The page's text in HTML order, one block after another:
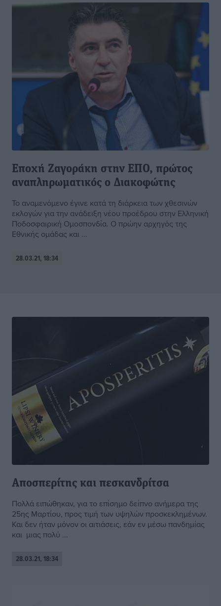
Εποχή Ζαγοράκη στην ΕΠΟ, πρώτος
αναπληρωματικός ο Διακοφώτης
Το αναμενόμενο έγινε κατά τη διάρκεια των χθεσινών
εκλογών για την ανάδειξη νέου προέδρου στην Ελληνική
Ποδοσφαιρική Ομοσπονδία. Ο πρώην αρχηγός της
Εθνικής ομάδας και ...
28.03.21, 18:34
Αποσπερίτης και πεσκανδρίτσα
Πολλά ειπώθηκαν, για το επίσημο δείπνο ανήμερα της
25ης Μαρτίου, προς τιμή των υψηλών προσκεκλημένων.
Και δεν ήταν μόνον οι αιτιάσεις, εάν εν μέσω πανδημίας
και μιας πολύ ...
28.03.21, 18:34